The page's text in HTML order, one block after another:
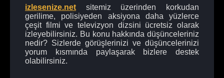
izlesenize.net sitemiz üzerinden korkudan
gerilime, polisiyeden aksiyona daha yüzlerce
çeşit filmi ve televizyon dizsini ücretsiz olarak
izleyebilirsiniz. Bu konu hakkında düşünceleriniz
nedir? Sizlerde görüşlerinizi ve düşüncelerinizi
yorum kısmında paylaşarak bizlere destek
olabilirsiniz.